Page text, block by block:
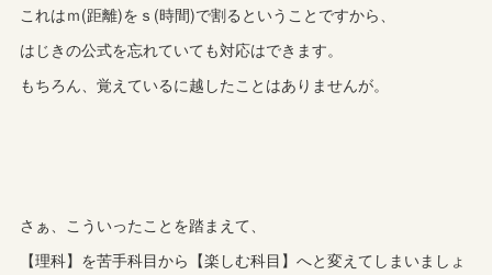
これはｍ(距離)をｓ(時間)で割るということですから、
はじきの公式を忘れていても対応はできます。
もちろん、覚えているに越したことはありませんが。
さぁ、こういったことを踏まえて、
【理科】を苦手科目から【楽しむ科目】へと変えてしまいましょ